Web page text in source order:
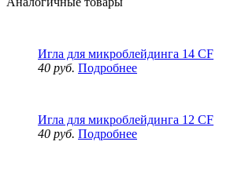
Игла для микроблейдинга 14 CF
40 руб. Подробнее
Игла для микроблейдинга 12 CF
40 руб. Подробнее